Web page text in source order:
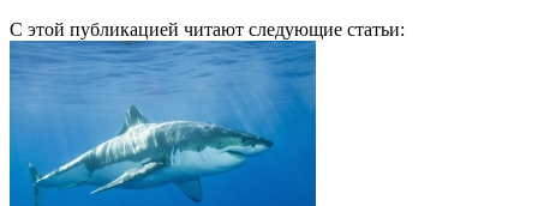
С этой публикацией читают следующие статьи: